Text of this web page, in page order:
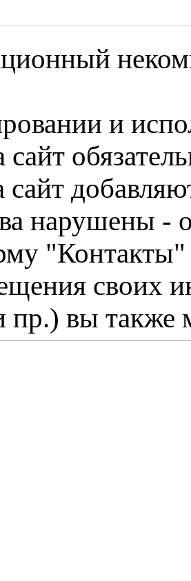
и
сайт
нарушены -
"Контакты"
своих
пр.) вы также